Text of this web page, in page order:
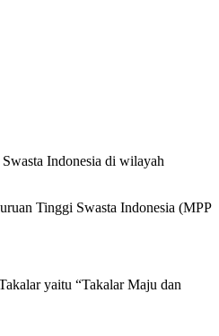
Indonesia di wilayah
Tinggi Swasta Indonesia (MPP
yaitu “Takalar Maju dan